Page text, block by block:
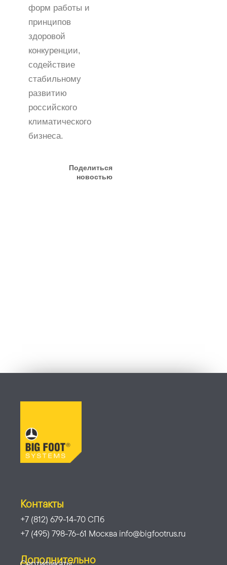
форм работы и
принципов
здоровой
конкуренции,
содействие
стабильному
развитию
российского
климатического
бизнеса.
Поделиться
новостью
Контакты
+7 (812) 679-14-70 СПб
+7 (495) 798-76-61 Москва info@bigfootrus.ru
Дополнительно